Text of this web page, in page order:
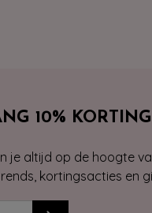
10% KORTING
je altijd op de hoogte
kortingsacties en